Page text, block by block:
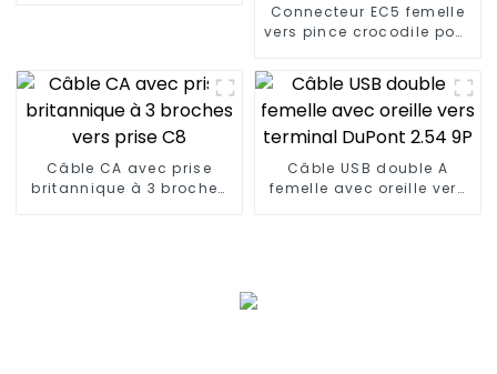
Connecteur EC5 femelle
vers pince crocodile pour
Câble CA avec prise
britannique à 3 broches
Câble USB double A
femelle avec oreille vers